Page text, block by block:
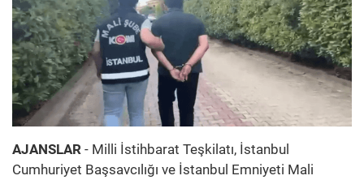
AJANSLAR - Milli İstihbarat Teşkilatı, İstanbul
Cumhuriyet Başsavcılığı ve İstanbul Emniyeti Mali